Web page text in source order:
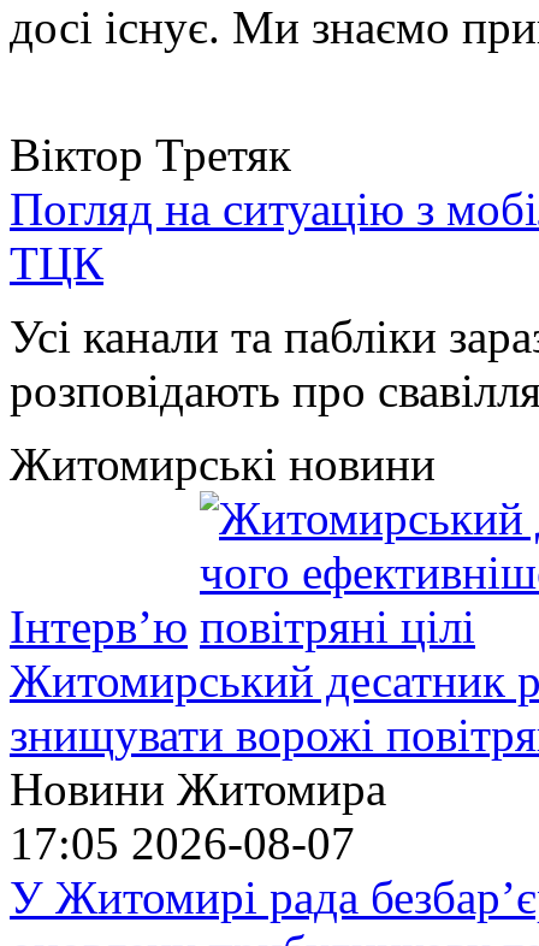
досі існує. Ми знаємо
Віктор Третяк
Погляд на ситуацію з
ТЦК
Усі канали та пабліки
розповідають про
Житомирські новини
Інтерв’ю
Житомирський десатник
знищувати ворожі
Новини Житомира
17:05 2026-08-07
У Житомирі рада